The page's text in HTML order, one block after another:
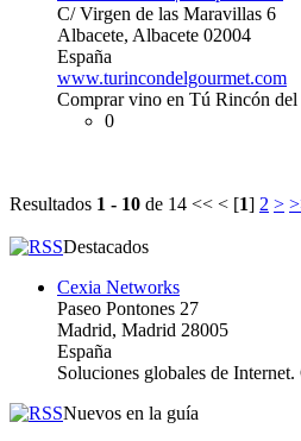
C/ Virgen de las Maravillas 6
Albacete, Albacete 02004
España
www.turincondelgourmet.com
Comprar vino en Tú Rincón
0
Resultados 1 - 10 de 14 << < [1] 2 >
Destacados
Cexia Networks
Paseo Pontones 27
Madrid, Madrid 28005
España
Soluciones globales de
Nuevos en la guía